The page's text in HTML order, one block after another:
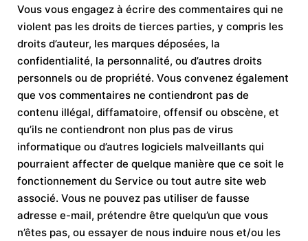
Vous vous engagez à écrire des commentaires qui ne
violent pas les droits de tierces parties, y compris les
droits d’auteur, les marques déposées, la
confidentialité, la personnalité, ou d’autres droits
personnels ou de propriété. Vous convenez également
que vos commentaires ne contiendront pas de
contenu illégal, diffamatoire, offensif ou obscène, et
qu’ils ne contiendront non plus pas de virus
informatique ou d’autres logiciels malveillants qui
pourraient affecter de quelque manière que ce soit le
fonctionnement du Service ou tout autre site web
associé. Vous ne pouvez pas utiliser de fausse
adresse e-mail, prétendre être quelqu’un que vous
n’êtes pas, ou essayer de nous induire nous et/ou les